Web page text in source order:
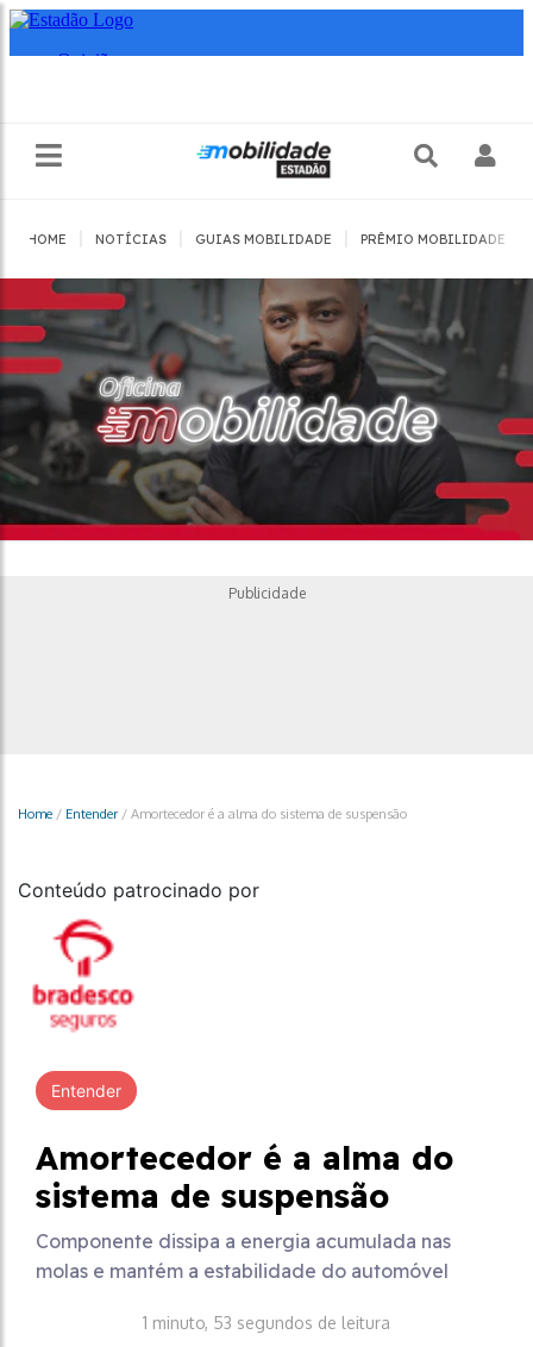
HOME NOTÍCIAS GUIAS MOBILIDADE PRÊMIO MOBILIDADE
Publicidade
Home / Entender/ Amortecedor é a alma do sistema de suspensão
Conteúdo patrocinado por
Entender
Amortecedor é a alma do
sistema de suspensão
Componente dissipa a energia acumulada nas
molas e mantém a estabilidade do automóvel
1 minuto, 53 segundos de leitura